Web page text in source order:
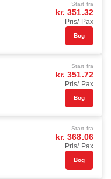
Start fra
kr. 351.32
Pris/ Pax
Bog
Start fra
kr. 351.72
Pris/ Pax
Bog
Start fra
kr. 368.06
Pris/ Pax
Bog